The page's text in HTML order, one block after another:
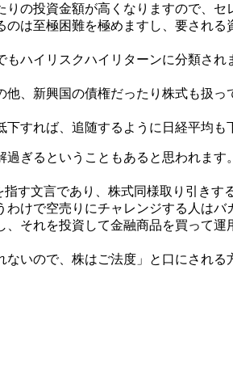
の投資金額が高くなりますので、
のは至極困難を極めますし、要され
ハイリスクハイリターンに分類さ
、新興国の債権だったり株式も扱
すれば、追随するように日経平均
ぎるということもあると思われま
す文言であり、株式同様取り引き
わけで空売りにチャレンジする人は
それを投資して金融商品を買って
ないので、株はご法度」と口にされ